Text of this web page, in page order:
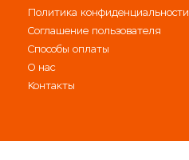
Политика конфиденциальности
Соглашение пользователя
Способы оплаты
О нас
Контакты